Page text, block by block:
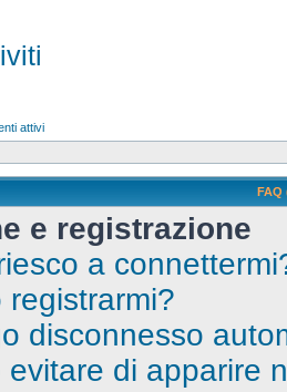
attivi
FAQ
e registrazione
a
registrarmi?
disconnesso
evitare di apparire